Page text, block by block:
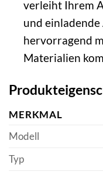
verleiht Ihrem
und einladende
hervorragend
Materialien
MERKMAL
Modell
Typ